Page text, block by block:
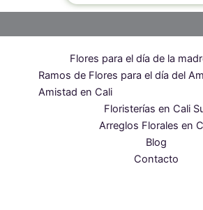
Flores para el día de la
Ramos de Flores para el día del
Amistad en Cali
Floristerías en Cali
Arreglos Florales en
Blog
Contacto